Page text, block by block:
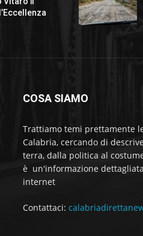
COSA SIAMO
Trattiamo temi prettamente
Calabria, cercando di
terra, dalla politica al
è un'informazione
internet
Contattaci: